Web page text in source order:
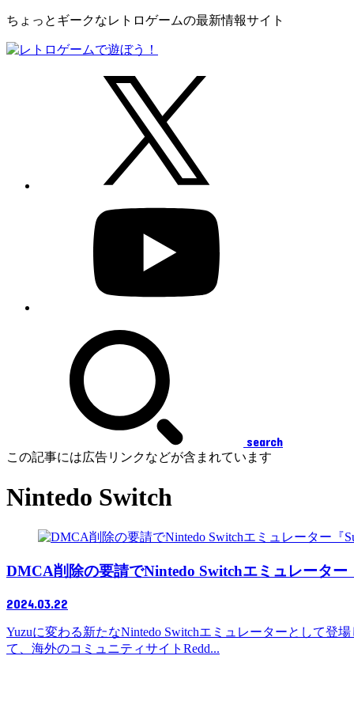
ちょっとギークなレトロゲームの最新情報サイト
search
この記事には広告リンクなどが含まれています
Nintedo Switch
DMCA削除の要請でNintedo Switchエミュレータ
2024.03.22
Yuzuに変わる新たなNintedo Switchエミュレーターとして登
て、海外のコミュニティサイトRedd...